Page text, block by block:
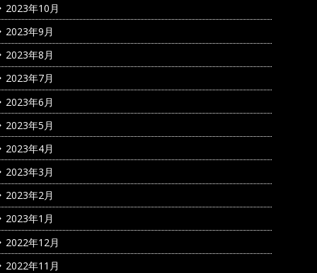
2023年10月
2023年9月
2023年8月
2023年7月
2023年6月
2023年5月
2023年4月
2023年3月
2023年2月
2023年1月
2022年12月
2022年11月